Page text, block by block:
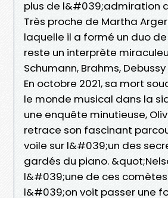
plus de l&#039;admiration
Très proche de Martha
laquelle il a formé un duo
reste un interprète
Schumann, Brahms,
En octobre 2021, sa mort
le monde musical dans la
une enquête minutieuse,
retrace son fascinant
voile sur l&#039;un des
gardés du piano.
l&#039;une de ces
l&#039;on voit passer une